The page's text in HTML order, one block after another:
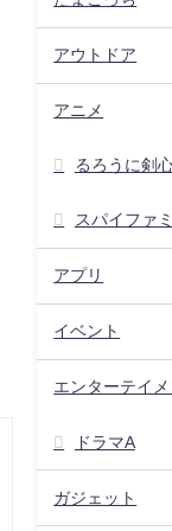
アウトドア
アニメ
るろうに剣
スパイファ
アプリ
イベント
エンターテイメ
ドラマA
ガジェット